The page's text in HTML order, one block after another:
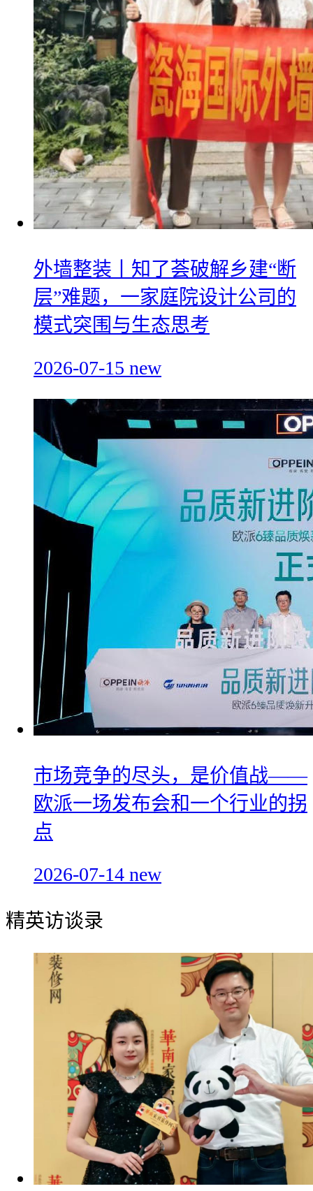
外墙整装丨知了荟破解乡建“断
层”难题，一家庭院设计公司的
模式突围与生态思考
2026-07-15 new
市场竞争的尽头，是价值战——
欧派一场发布会和一个行业的拐
点
2026-07-14 new
精英访谈录